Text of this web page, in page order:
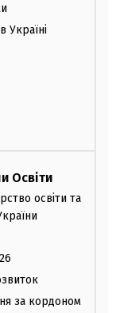
Україні
Освіти
освіти та
за кордоном